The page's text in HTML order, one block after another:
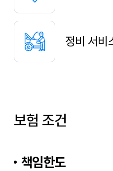
정비 서비
보험 조건
책임한도